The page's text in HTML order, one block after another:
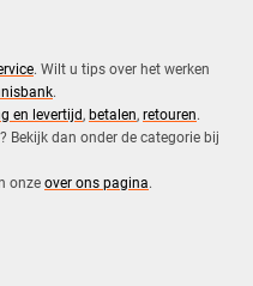
. Wilt u tips over het werken
.
en levertijd, betalen, retouren.​
Bekijk dan onder de categorie bij
onze over ons pagina.